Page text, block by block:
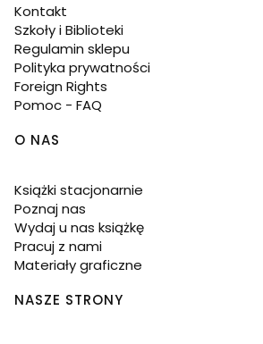
Kontakt
Szkoły i Biblioteki
Regulamin sklepu
Polityka prywatności
Foreign Rights
Pomoc - FAQ
O NAS
Książki stacjonarnie
Poznaj nas
Wydaj u nas książkę
Pracuj z nami
Materiały graficzne
NASZE STRONY